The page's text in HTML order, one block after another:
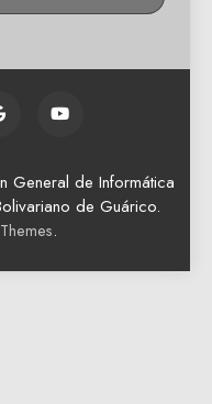
General de Informática
de Guárico.
.